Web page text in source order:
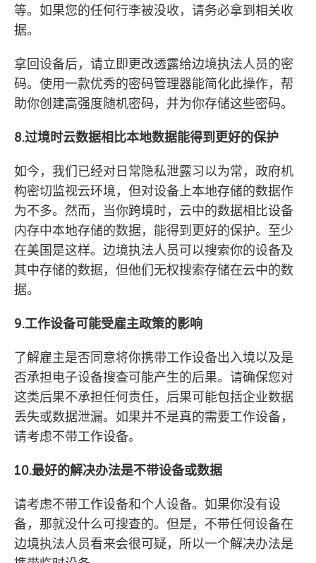
等。如果您的任何行李被没收，请务必拿到相关收
据。
拿回设备后，请立即更改透露给边境执法人员的密
码。使用一款优秀的密码管理器能简化此操作，帮
助你创建高强度随机密码，并为你存储这些密码。
8.过境时云数据相比本地数据能得到更好的保护
如今，我们已经对日常隐私泄露习以为常，政府机
构密切监视云环境，但对设备上本地存储的数据作
为不多。然而，当你跨境时，云中的数据相比设备
内存中本地存储的数据，能得到更好的保护。至少
在美国是这样。边境执法人员可以搜索你的设备及
其中存储的数据，但他们无权搜索存储在云中的数
据。
9.工作设备可能受雇主政策的影响
了解雇主是否同意将你携带工作设备出入境以及是
否承担电子设备搜查可能产生的后果。请确保您对
这类后果不承担任何责任，后果可能包括企业数据
丢失或数据泄漏。如果并不是真的需要工作设备，
请考虑不带工作设备。
10.最好的解决办法是不带设备或数据
请考虑不带工作设备和个人设备。如果你没有设
备，那就没什么可搜查的。但是，不带任何设备在
边境执法人员看来会很可疑，所以一个解决办法是